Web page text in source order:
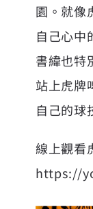
園。就像
自己心中
書緯也特
站上虎牌
自己的球
線上觀看
https://